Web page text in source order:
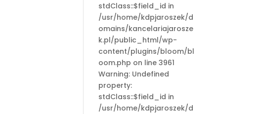
stdClass::$field_id in
/usr/home/kdpjaroszek/d
omains/kancelariajarosze
k.pl/public_html/wp-
content/plugins/bloom/bl
oom.php on line 3961
Warning: Undefined
property:
stdClass::$field_id in
/usr/home/kdpjaroszek/d